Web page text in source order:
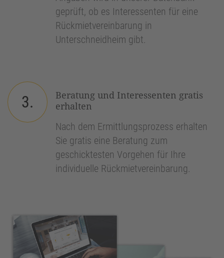
geprüft, ob es Interessenten für eine
Rückmietvereinbarung in
Unterschneidheim gibt.
3.
Beratung und Interessenten gratis
erhalten
Nach dem Ermittlungsprozess erhalten
Sie gratis eine Beratung zum
geschicktesten Vorgehen für Ihre
individuelle Rückmietvereinbarung.